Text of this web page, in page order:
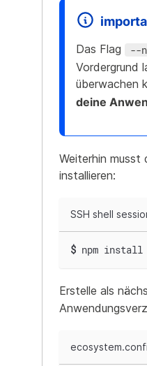
Das Flag --
Vordergrund
überwachen
deine
Weiterhin musst
installieren:
SSH shell
$ npm install
Erstelle als